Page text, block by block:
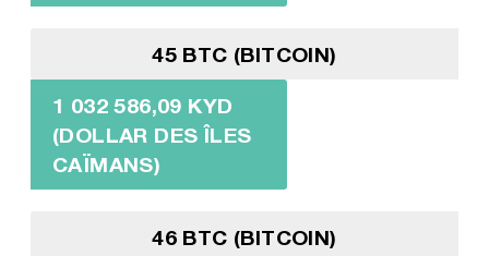
45 BTC (BITCOIN)
1 032 586,09 KYD
(DOLLAR DES ÎLES
CAÏMANS)
46 BTC (BITCOIN)